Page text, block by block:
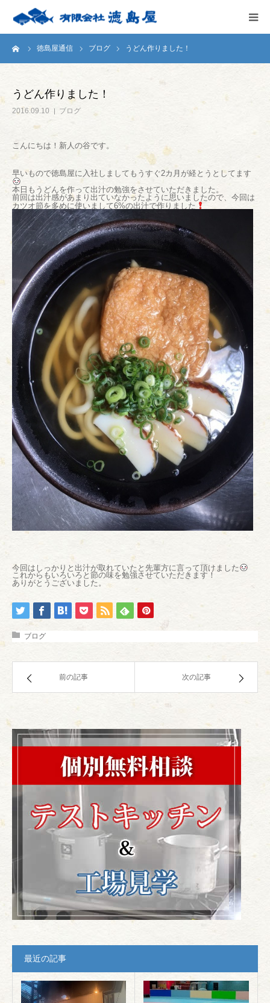
徳島屋通信 ブログ うどん作りました！
うどん作りました！
2016.09.10 ブログ
こんにちは！新人の谷です。
早いもので徳島屋に入社しましてもうすぐ2カ月が経とうとしてます
本日もうどんを作って出汁の勉強をさせていただきました。
前回は出汁感があまり出ていなかったように思いましたので、今回は
カツオ節を多めに使いまして6%の出汁で作りました
今回はしっかりと出汁が取れていたと先輩方に言って頂けました
これからもいろいろと節の味を勉強させていただきます！
ありがとうございました。
ブログ
前の記事 次の記事
最近の記事
HOME
商品案内
お問い合わせ